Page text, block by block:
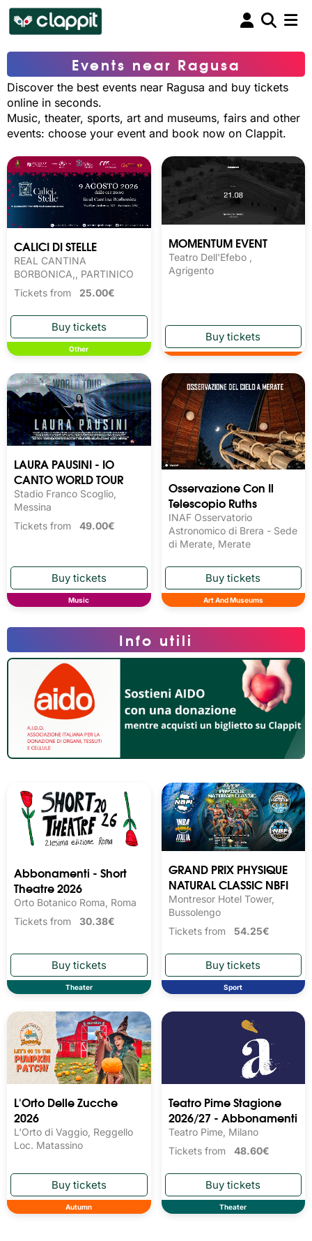
Events near Ragusa
Discover the best events near Ragusa and buy tickets
online in seconds.
Music, theater, sports, art and museums, fairs and other
events: choose your event and book now on Clappit.
CALICI DI STELLE
REAL CANTINA
BORBONICA,, PARTINICO
Tickets from 25.00€
Other
MOMENTUM EVENT
Teatro Dell'Efebo ,
Agrigento
LAURA PAUSINI - IO
CANTO WORLD TOUR
Stadio Franco Scoglio,
Messina
Tickets from 49.00€
Music
Osservazione Con Il
Telescopio Ruths
INAF Osservatorio
Astronomico di Brera - Sede
di Merate, Merate
Art And Museums
Abbonamenti - Short
Theatre 2026
Orto Botanico Roma, Roma
Tickets from 30.38€
Theater
GRAND PRIX PHYSIQUE
NATURAL CLASSIC NBFI
Montresor Hotel Tower,
Bussolengo
Tickets from 54.25€
Sport
L'Orto Delle Zucche
2026
L'Orto di Vaggio, Reggello
Loc. Matassino
Autumn
Teatro Pime Stagione
2026/27 - Abbonamenti
Teatro Pime, Milano
Tickets from 48.60€
Theater
Info utili